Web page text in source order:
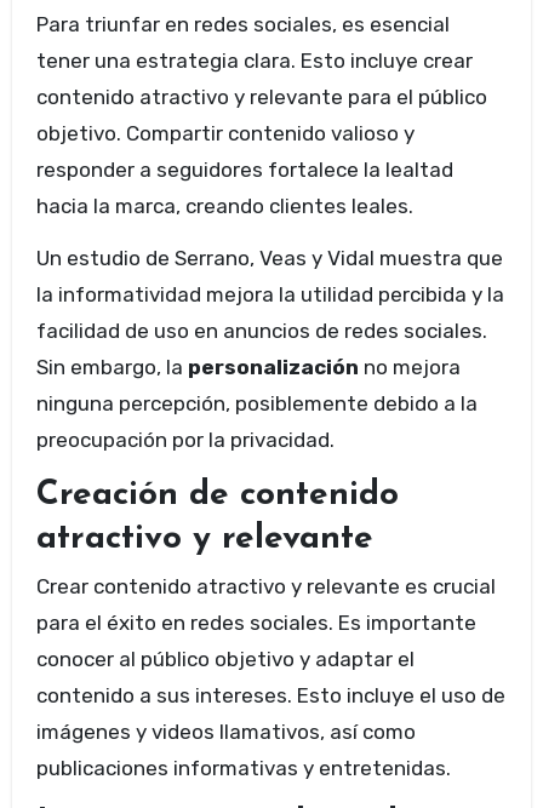
Para triunfar en redes sociales, es esencial
tener una estrategia clara. Esto incluye crear
contenido atractivo y relevante para el público
objetivo. Compartir contenido valioso y
responder a seguidores fortalece la lealtad
hacia la marca, creando clientes leales.
Un estudio de Serrano, Veas y Vidal muestra que
la informatividad mejora la utilidad percibida y la
facilidad de uso en anuncios de redes sociales.
Sin embargo, la personalización no mejora
ninguna percepción, posiblemente debido a la
preocupación por la privacidad.
Creación de contenido
atractivo y relevante
Crear contenido atractivo y relevante es crucial
para el éxito en redes sociales. Es importante
conocer al público objetivo y adaptar el
contenido a sus intereses. Esto incluye el uso de
imágenes y videos llamativos, así como
publicaciones informativas y entretenidas.